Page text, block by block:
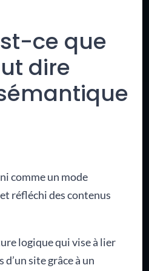
ce que
dire
comme un mode
réfléchi des contenus
logique qui vise à lier
site grâce à un